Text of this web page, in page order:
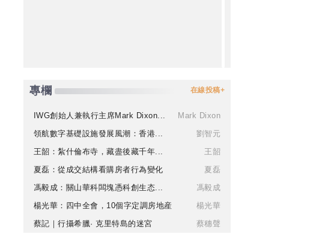
專欄 在線投稿+
IWG創始人兼執行主席Mark Dixon...
Mark Dixon
領航數字基礎設施發展風潮：香港...
劉智元
王韶：紮什倫布寺，藏盡後藏千年...
王韶
夏磊：從成交結構看購房者行為變化
夏磊
馮毅成：關山華科闆塊憑科創生态...
馮毅成
楊光華：四中全會，10個字定調房地産
楊光華
蔡記｜行攝希臘· 克里特島的迷宮
蔡穗聲